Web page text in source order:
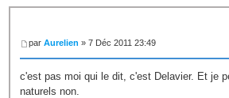
parAurelien » 7 Déc 2011 23:49
c'est pas moi qui le dit, c'est Delavier. Et je
naturels non.